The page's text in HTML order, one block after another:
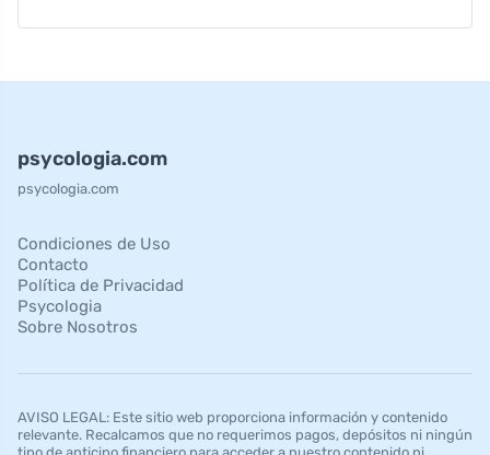
psycologia.com
psycologia.com
Condiciones de Uso
Contacto
Política de Privacidad
Psycologia
Sobre Nosotros
AVISO LEGAL: Este sitio web proporciona información y contenido
relevante. Recalcamos que no requerimos pagos, depósitos ni ningún